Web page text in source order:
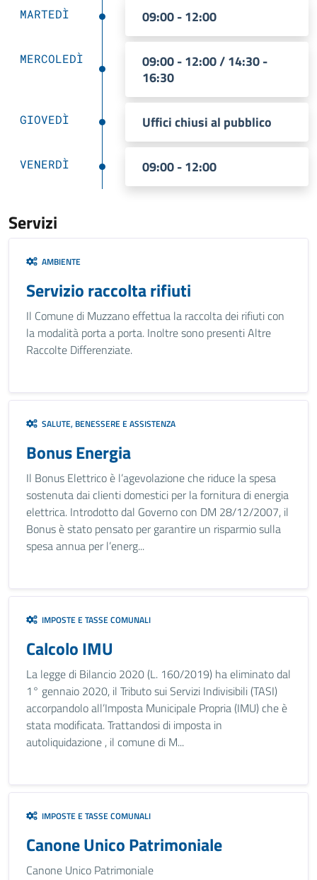
MARTEDÌ 09:00 - 12:00
MERCOLEDÌ
09:00 - 12:00 / 14:30 -
16:30
GIOVEDÌ Uffici chiusi al pubblico
VENERDÌ 09:00 - 12:00
Servizi
AMBIENTE
Servizio raccolta rifiuti
Il Comune di Muzzano effettua la raccolta dei rifiuti con
la modalità porta a porta. Inoltre sono presenti Altre
Raccolte Differenziate.
SALUTE, BENESSERE E ASSISTENZA
Bonus Energia
Il Bonus Elettrico è l’agevolazione che riduce la spesa
sostenuta dai clienti domestici per la fornitura di energia
elettrica. Introdotto dal Governo con DM 28/12/2007, il
Bonus è stato pensato per garantire un risparmio sulla
spesa annua per l’energ...
IMPOSTE E TASSE COMUNALI
Calcolo IMU
La legge di Bilancio 2020 (L. 160/2019) ha eliminato dal
1° gennaio 2020, il Tributo sui Servizi Indivisibili (TASI)
accorpandolo all’Imposta Municipale Propria (IMU) che è
stata modificata. Trattandosi di imposta in
autoliquidazione , il comune di M...
IMPOSTE E TASSE COMUNALI
Canone Unico Patrimoniale
Canone Unico Patrimoniale